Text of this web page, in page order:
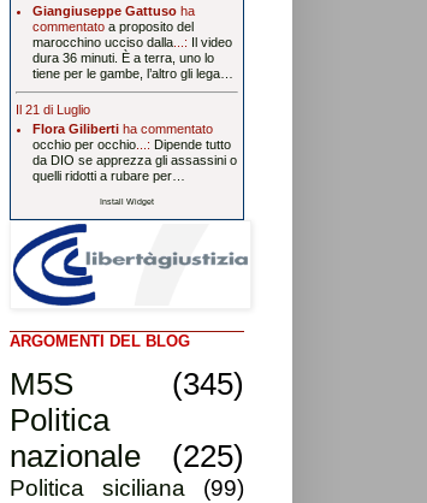
Giangiuseppe Gattusoha
commentato a proposito del
marocchino ucciso dalla...: Il video
dura 36 minuti. È a terra, uno lo
tiene per le gambe, l’altro gli lega…
Il 21 di Luglio
Flora Gilibertiha commentato
occhio per occhio...: Dipende tutto
da DIO se apprezza gli assassini o
quelli ridotti a rubare per…
Install Widget
ARGOMENTI DEL BLOG
M5S
(345)
Politica
nazionale
(225)
Politica siciliana
(99)